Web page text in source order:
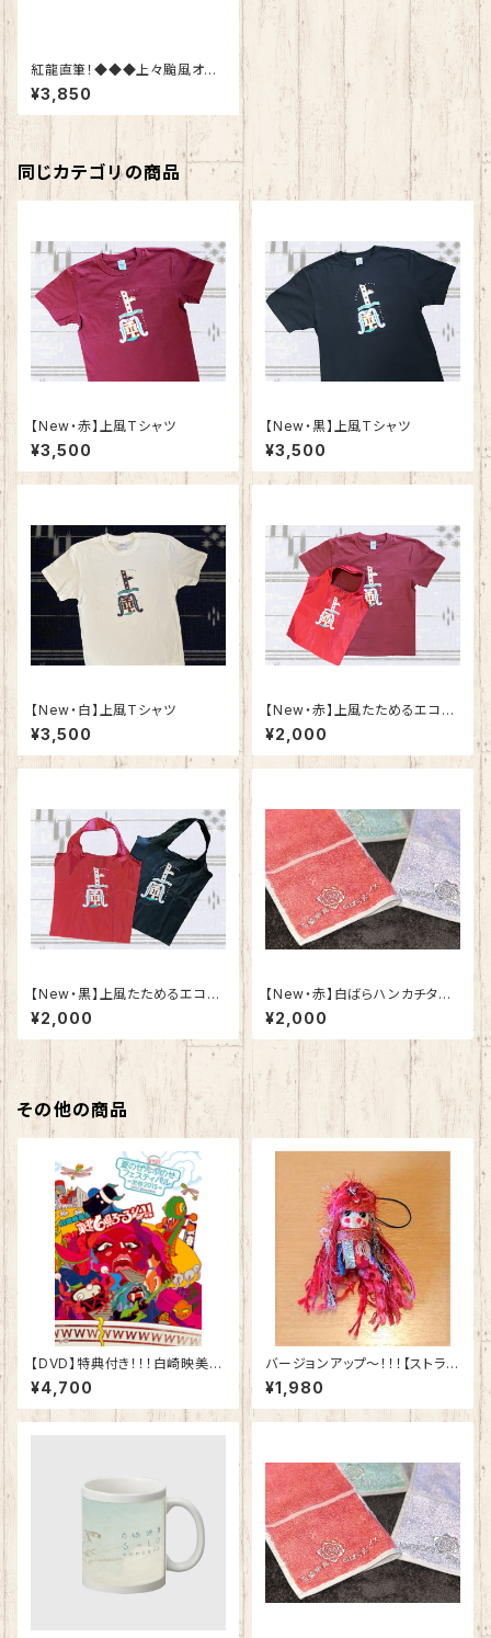
紅龍直筆！◆◆◆上々颱風オリ
ジナルＴシャツ◆◆◆
¥3,850
同じカテゴリの商品
【New・赤】上風Tシャツ
¥3,500
​【New・黒】上風Tシャツ
¥3,500
​【New・白】上風Tシャツ
¥3,500
​【New・赤】上風たためるエコバ
ック（単品）
¥2,000
​【New・黒】上風たためるエコバ
ック（単品）
¥2,000
【New・赤】白ばらハンカチタオ
ル
¥2,000
その他の商品
【DVD】特典付き！！！白崎映美＆
東北6県ろ~るショー!! DVD
『実録!!夏のぜんぶのせフェステ
ィバル -渋谷 2015-』
¥4,700
バージョンアップ～！！！【ストラッ
プ】大人気！エミちゃんお守り♬
¥1,980